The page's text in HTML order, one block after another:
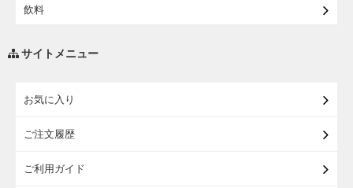
飲料
サイトメニュー
お気に入り
ご注文履歴
ご利用ガイド